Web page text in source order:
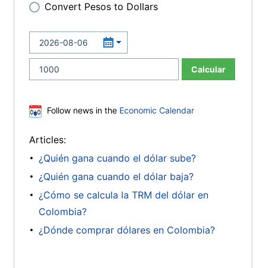
Convert Pesos to Dollars
Calcular
Follow news in the Economic Calendar
Articles:
¿Quién gana cuando el dólar sube?
¿Quién gana cuando el dólar baja?
¿Cómo se calcula la TRM del dólar en
Colombia?
¿Dónde comprar dólares en Colombia?